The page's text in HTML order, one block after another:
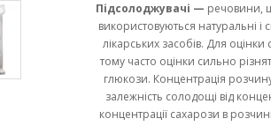
Підсолоджувачі — речовини,
використовуються натуральні
лікарських засобів. Для оцінки
тому часто оцінки сильно
глюкози. Концентрація
залежність солодощі від
концентрації сахарози в